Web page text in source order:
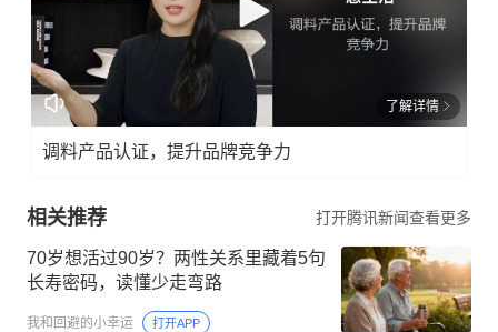
了解详情
调料产品认证，提升品牌竞争力
相关推荐 打开腾讯新闻查看更多
70岁想活过90岁？两性关系里藏着5句
长寿密码，读懂少走弯路
我和回避的小幸运 打开APP